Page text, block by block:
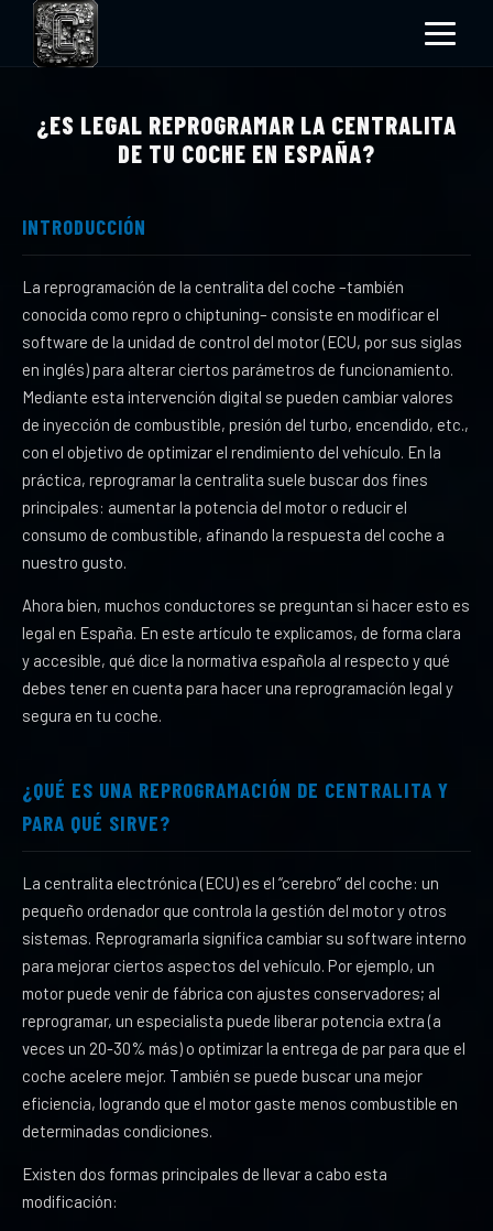
¿ES LEGAL REPROGRAMAR LA CENTRALITA
DE TU COCHE EN ESPAÑA?
INTRODUCCIÓN
La reprogramación de la centralita del coche –también
conocida como repro o chiptuning– consiste en modificar el
software de la unidad de control del motor (ECU, por sus siglas
en inglés) para alterar ciertos parámetros de funcionamiento.
Mediante esta intervención digital se pueden cambiar valores
de inyección de combustible, presión del turbo, encendido, etc.,
con el objetivo de optimizar el rendimiento del vehículo. En la
práctica, reprogramar la centralita suele buscar dos fines
principales: aumentar la potencia del motor o reducir el
consumo de combustible, afinando la respuesta del coche a
nuestro gusto.
Ahora bien, muchos conductores se preguntan si hacer esto es
legal en España. En este artículo te explicamos, de forma clara
y accesible, qué dice la normativa española al respecto y qué
debes tener en cuenta para hacer una reprogramación legal y
segura en tu coche.
¿QUÉ ES UNA REPROGRAMACIÓN DE CENTRALITA Y
PARA QUÉ SIRVE?
La centralita electrónica (ECU) es el “cerebro” del coche: un
pequeño ordenador que controla la gestión del motor y otros
sistemas. Reprogramarla significa cambiar su software interno
para mejorar ciertos aspectos del vehículo. Por ejemplo, un
motor puede venir de fábrica con ajustes conservadores; al
reprogramar, un especialista puede liberar potencia extra (a
veces un 20-30% más) o optimizar la entrega de par para que el
coche acelere mejor. También se puede buscar una mejor
eficiencia, logrando que el motor gaste menos combustible en
determinadas condiciones.
Existen dos formas principales de llevar a cabo esta
modificación: